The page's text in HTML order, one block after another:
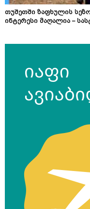
თუშეთში ზაფხულის
ინტერესი მაღალია –